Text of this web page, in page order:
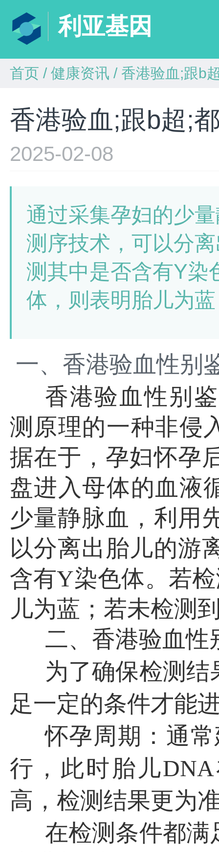
利亚基因
首页 / 健康资讯 / 香港验血;跟b
香港验血;跟b超;
2025-02-08
通过采集孕妇的少
测序技术，可以分
测其中是否含有Y染
体，则表明胎儿为
一、香港验血性别
香港验血性别
测原理的一种非侵
据在于，孕妇怀孕
盘进入母体的血液
少量静脉血，利用
以分离出胎儿的游
含有Y染色体。若
儿为蓝；若未检测
二、香港验血性
为了确保检测
足一定的条件才能
怀孕周期：通
行，此时胎儿
高，检测结果更为
在检测条件都